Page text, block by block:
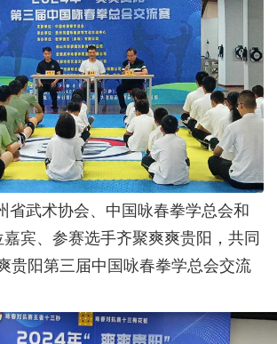
省武术协会、中国咏春拳学总会和
宾、 ‌参赛选手齐聚爽爽贵阳 ， ‌共同
贵阳第三届中国咏春拳学总会交流